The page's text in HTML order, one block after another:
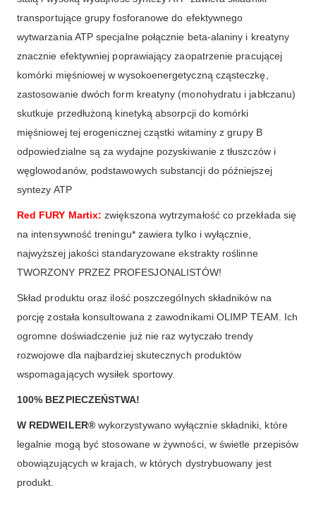
transportujące grupy fosforanowe do efektywnego
wytwarzania ATP specjalne połącznie beta-alaniny i kreatyny
znacznie efektywniej poprawiający zaopatrzenie pracującej
komórki mięśniowej w wysokoenergetyczną cząsteczkę,
zastosowanie dwóch form kreatyny (monohydratu i jabłczanu)
skutkuje przedłużoną kinetyką absorpcji do komórki
mięśniowej tej erogenicznej cząstki witaminy z grupy B
odpowiedzialne są za wydajne pozyskiwanie z tłuszczów i
węglowodanów, podstawowych substancji do późniejszej
syntezy ATP
Red FURY Martix: zwiększona wytrzymałość co przekłada się
na intensywność treningu* zawiera tylko i wyłącznie,
najwyższej jakości standaryzowane ekstrakty roślinne
TWORZONY PRZEZ PROFESJONALISTÓW!
Skład produktu oraz ilość poszczególnych składników na
porcję została konsultowana z zawodnikami OLIMP TEAM. Ich
ogromne doświadczenie już nie raz wytyczało trendy
rozwojowe dla najbardziej skutecznych produktów
wspomagających wysiłek sportowy.
100% BEZPIECZEŃSTWA!
W REDWEILER®wykorzystywano wyłącznie składniki, które
legalnie mogą być stosowane w żywności, w świetle przepisów
obowiązujących w krajach, w których dystrybuowany jest
produkt.